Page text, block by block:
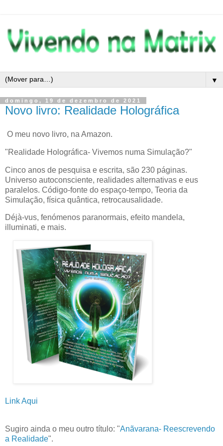
▼
domingo, 19 de dezembro de 2021
Novo livro: Realidade Holográfica
O meu novo livro, na Amazon.
"Realidade Holográfica- Vivemos numa Simulação?"
Cinco anos de pesquisa e escrita, são 230 páginas.
Universo autoconsciente, realidades alternativas e eus
paralelos. Código-fonte do espaço-tempo, Teoria da
Simulação, física quântica, retrocausalidade.
Déjà-vus, fenómenos paranormais, efeito mandela,
illuminati, e mais.
Link Aqui
Sugiro ainda o meu outro título: "Anãvarana- Reescrevendo
a Realidade".